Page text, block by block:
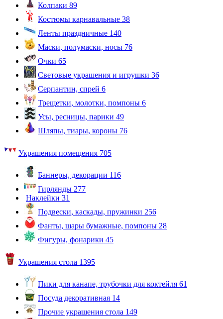
Колпаки 89
Костюмы карнавальные 38
Ленты праздничные 140
Маски, полумаски, носы 76
Очки 65
Световые украшения и игрушки 36
Серпантин, спрей 6
Трещетки, молотки, помпоны 6
Усы, ресницы, парики 49
Шляпы, тиары, короны 76
Украшения помещения 705
Баннеры, декорации 116
Гирлянды 277
Наклейки 31
Подвески, каскады, пружинки 256
Фанты, шары бумажные, помпоны 28
Фигуры, фонарики 45
Украшения стола 1395
Пики для канапе, трубочки для коктейля 61
Посуда декоративная 14
Прочие украшения стола 149